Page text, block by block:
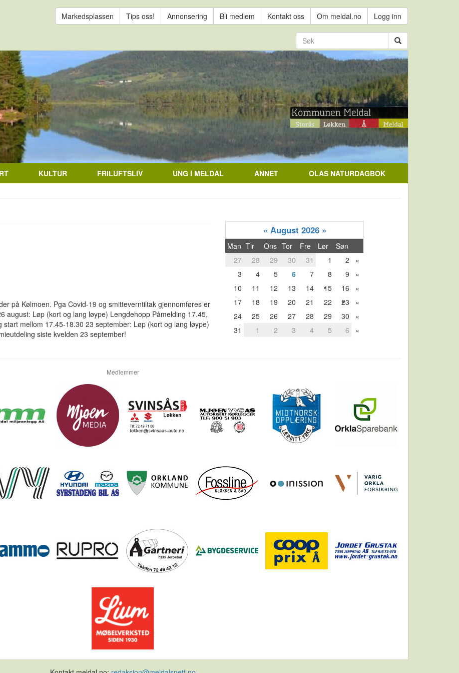
Markedsplassen Tips oss! Annonsering Bli medlem Kontakt oss Om meldal.no Logg inn
KULTUR FRILUFTSLIV UNG I MELDAL ANNET OLAS NATURDAGBOK
på Kølmoen. Pga Covid-19 og smitteverntiltak gjennomføres er
august: Løp (kort og lang løype) Lengdehopp Påmelding 17.45,
mellom 17.45-18.30 23 september: Løp (kort og lang løype)
siste kvelden 23 september!
« August 2026»
Man Tir Ons Tor Fre Lør
Søn
27
28 29 30 31 1 2
«
3
4 5 6 7 8 9
«
10
11 12 13 14 15 16
«
17
18 19 20 21 22 23
«
24
25 26 27 28 29 30
«
31
1 2 3 4 5 6 «
Medlemmer